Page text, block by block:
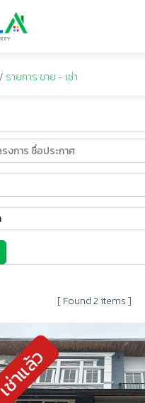
/ รายการ ขาย - เช่า
[Found 2 items]
แล้ว